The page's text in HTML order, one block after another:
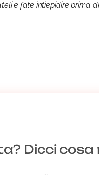
e fate intiepidire prima
Dicci cosa